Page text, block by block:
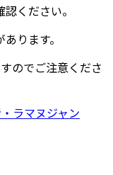
ください。
ります。
のでご注意くださ
ラマヌジャン